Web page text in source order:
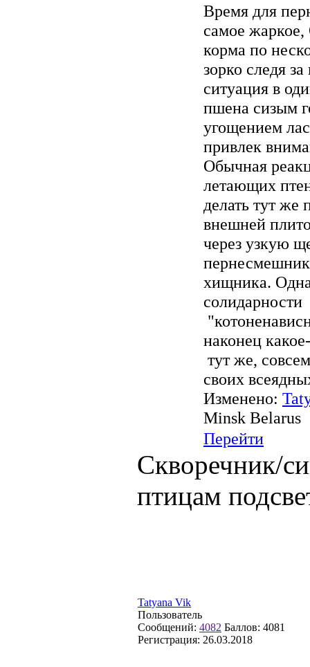
Время для
самое
корма по
зорко следя
ситуация в
пшена сизым
угощением
привлек
Обычная
летающих
делать тут же
внешней
через узкую
пернесмешник
хищника.
наконец
тут же,
своих
Изменено:
Minsk Belarus
Перейти
Скворечник/
птицам
Tatyana Vik
Пользователь
Сообщений: 4082 Баллов: 4081
Регистрация: 26.03.2018